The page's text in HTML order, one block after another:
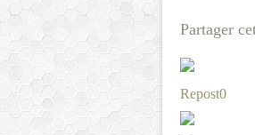
Partager
Repost0